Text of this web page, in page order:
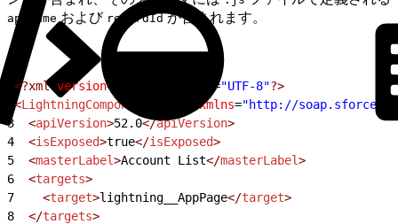
apiName および recordIdが含まれます。
<?xml version= ="UTF-8"?>
<LightningComponentBundle xmlns="http://
3
  <
apiVersion>52.0</apiVersion>
4
  <
isExposed>true</isExposed>
5
  <
masterLabel>Account List</masterLabel>
6
  <
targets>
7
    <
target>lightning__AppPage</target>
8
  </
targets>